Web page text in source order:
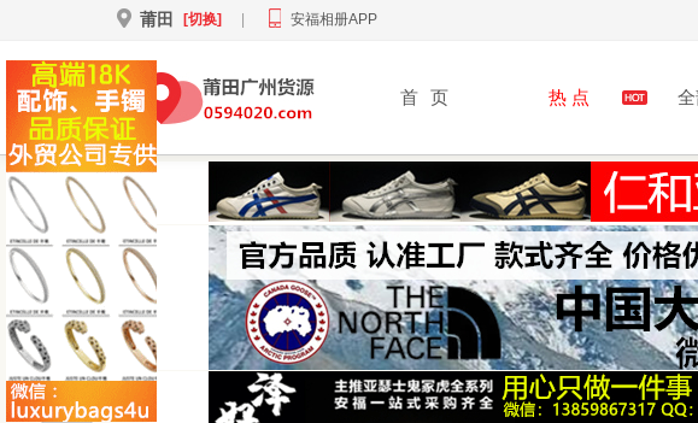
莆田 [切换] 安福相册APP
首 页 热 点